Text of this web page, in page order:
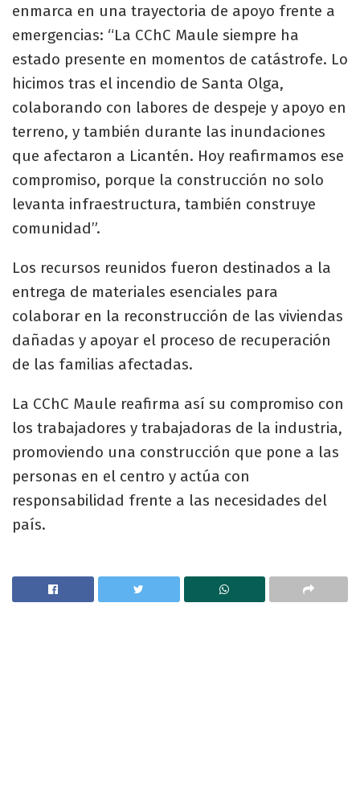
enmarca en una trayectoria de apoyo frente a
emergencias: “La CChC Maule siempre ha
estado presente en momentos de catástrofe. Lo
hicimos tras el incendio de Santa Olga,
colaborando con labores de despeje y apoyo en
terreno, y también durante las inundaciones
que afectaron a Licantén. Hoy reafirmamos ese
compromiso, porque la construcción no solo
levanta infraestructura, también construye
comunidad”.
Los recursos reunidos fueron destinados a la
entrega de materiales esenciales para
colaborar en la reconstrucción de las viviendas
dañadas y apoyar el proceso de recuperación
de las familias afectadas.
La CChC Maule reafirma así su compromiso con
los trabajadores y trabajadoras de la industria,
promoviendo una construcción que pone a las
personas en el centro y actúa con
responsabilidad frente a las necesidades del
país.